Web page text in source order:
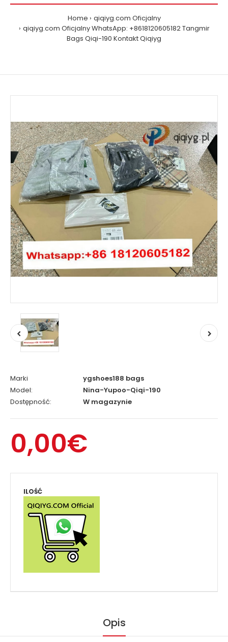
Home
qiqiyg.com Oficjalny
qiqiyg.com Oficjalny WhatsApp: +8618120605182 Tangmir
Bags Qiqi-190 Kontakt Qiqiyg
Marki
ygshoes188 bags
Model:
Nina-Yupoo-Qiqi-190
Dostępność:
W magazynie
0,00€
ILOŚĆ
Opis